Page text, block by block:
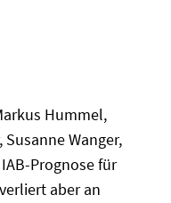
Hummel,
Wanger,
Prognose für
aber an